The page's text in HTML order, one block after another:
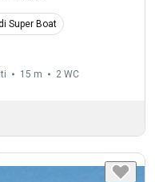
Super Boat
15 m 2 WC